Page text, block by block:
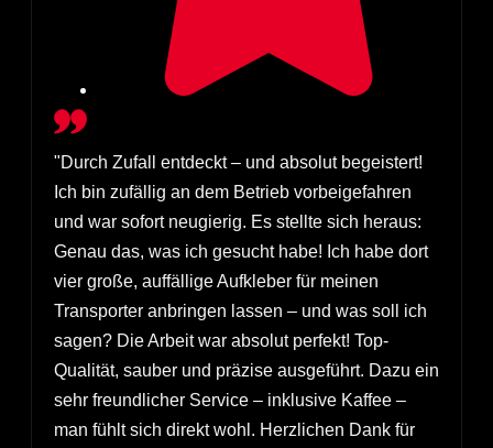
"Durch Zufall entdeckt – und absolut begeistert!
Ich bin zufällig an dem Betrieb vorbeigefahren
und war sofort neugierig. Es stellte sich heraus:
Genau das, was ich gesucht habe! Ich habe dort
vier große, auffällige Aufkleber für meinen
Transporter anbringen lassen – und was soll ich
sagen? Die Arbeit war absolut perfekt! Top-
Qualität, sauber und präzise ausgeführt. Dazu ein
sehr freundlicher Service – inklusive Kaffee –
man fühlt sich direkt wohl. Herzlichen Dank für